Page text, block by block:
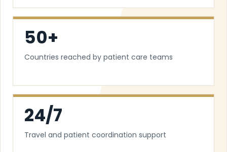
50+
Countries reached by patient care teams
24/7
Travel and patient coordination support